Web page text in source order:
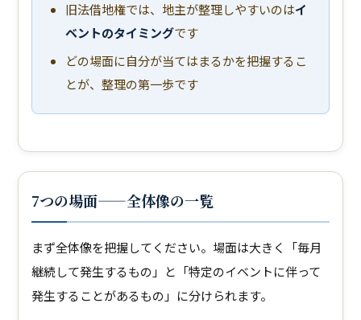
旧法借地権では、地主が整理しやすいのはイ
ベントのタイミングです
どの場面に自分が当てはまるかを把握するこ
とが、整理の第一歩です
7つの場面——全体像の一覧
まず全体像を把握してください。場面は大きく「毎月
継続して発生するもの」と「特定のイベントに伴って
発生することがあるもの」に分けられます。